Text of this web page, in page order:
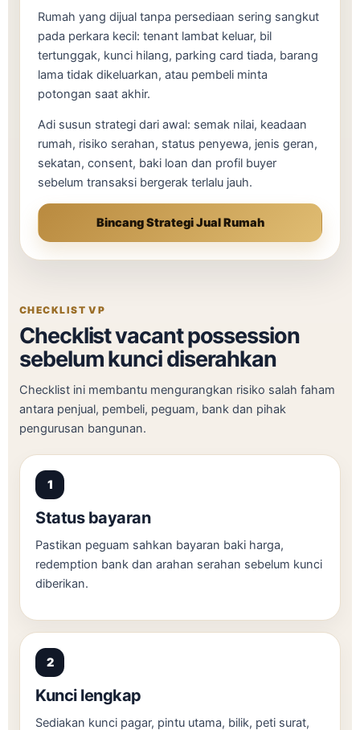
Rumah yang dijual tanpa persediaan sering sangkut
pada perkara kecil: tenant lambat keluar, bil
tertunggak, kunci hilang, parking card tiada, barang
lama tidak dikeluarkan, atau pembeli minta
potongan saat akhir.
Adi susun strategi dari awal: semak nilai, keadaan
rumah, risiko serahan, status penyewa, jenis geran,
sekatan, consent, baki loan dan profil buyer
sebelum transaksi bergerak terlalu jauh.
Bincang Strategi Jual Rumah
CHECKLIST VP
Checklist vacant possession
sebelum kunci diserahkan
Checklist ini membantu mengurangkan risiko salah faham
antara penjual, pembeli, peguam, bank dan pihak
pengurusan bangunan.
Status bayaran
Pastikan peguam sahkan bayaran baki harga,
redemption bank dan arahan serahan sebelum kunci
diberikan.
Kunci lengkap
Sediakan kunci pagar, pintu utama, bilik, peti surat,